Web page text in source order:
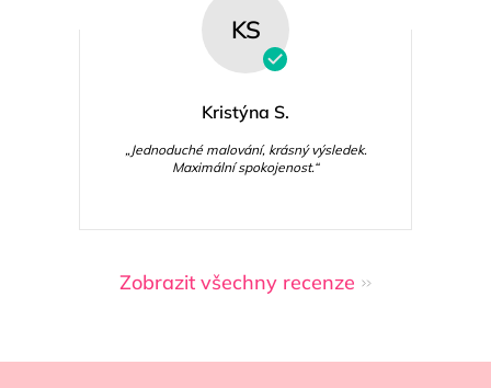
KS
Kristýna S.
„Jednoduché malování, krásný výsledek.
Maximální spokojenost.“
Zobrazit všechny recenze